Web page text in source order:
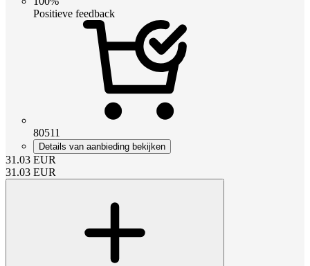
Positieve feedback
80511
Details van aanbieding bekijken
31.03 EUR
31.03 EUR